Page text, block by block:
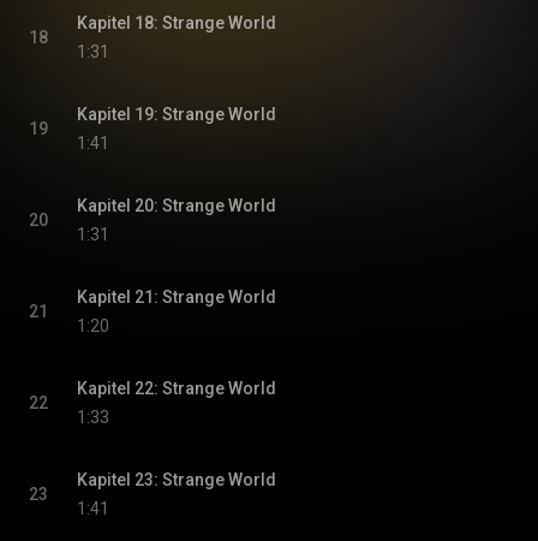
18
Kapitel 18: Strange World
1:31
19
Kapitel 19: Strange World
1:41
20
Kapitel 20: Strange World
1:31
21
Kapitel 21: Strange World
1:20
22
Kapitel 22: Strange World
1:33
23
Kapitel 23: Strange World
1:41